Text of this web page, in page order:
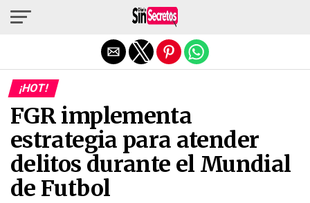
¡HOT!
FGR implementa
estrategia para atender
delitos durante el Mundial
de Futbol
Salir de la versión móvil